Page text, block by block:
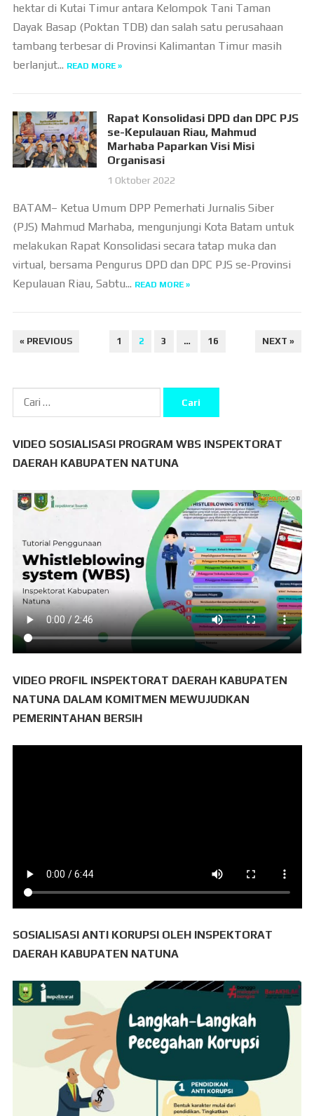
hektar di Kutai Timur antara Kelompok Tani Taman
Dayak Basap (Poktan TDB) dan salah satu perusahaan
tambang terbesar di Provinsi Kalimantan Timur masih
berlanjut... READ MORE »
Rapat Konsolidasi DPD dan DPC PJS
se-Kepulauan Riau, Mahmud
Marhaba Paparkan Visi Misi
Organisasi
1 Oktober 2022
BATAM– Ketua Umum DPP Pemerhati Jurnalis Siber
(PJS) Mahmud Marhaba, mengunjungi Kota Batam untuk
melakukan Rapat Konsolidasi secara tatap muka dan
virtual, bersama Pengurus DPD dan DPC PJS se-Provinsi
Kepulauan Riau, Sabtu... READ MORE »
PAGINASI
« PREVIOUS 1 2 3 … 16 NEXT »
Cari
untuk:
VIDEO SOSIALISASI PROGRAM WBS INSPEKTORAT
DAERAH KABUPATEN NATUNA
VIDEO PROFIL INSPEKTORAT DAERAH KABUPATEN
NATUNA DALAM KOMITMEN MEWUJUDKAN
PEMERINTAHAN BERSIH
SOSIALISASI ANTI KORUPSI OLEH INSPEKTORAT
DAERAH KABUPATEN NATUNA